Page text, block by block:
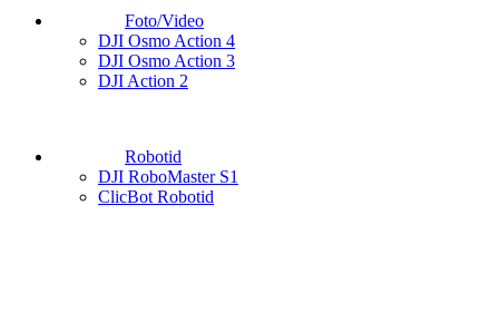
Foto/Video
DJI Osmo Action 4
DJI Osmo Action 3
DJI Action 2
Robotid
DJI RoboMaster S1
ClicBot Robotid